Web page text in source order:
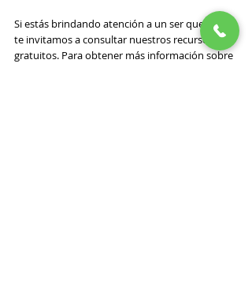
Si estás brindando atención a un ser querido,
te invitamos a consultar nuestros recursos
gratuitos. Para obtener más información sobre